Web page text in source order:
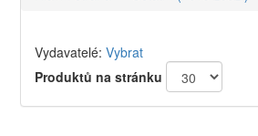
Vydavatelé: Vybrat
Produktů na stránku